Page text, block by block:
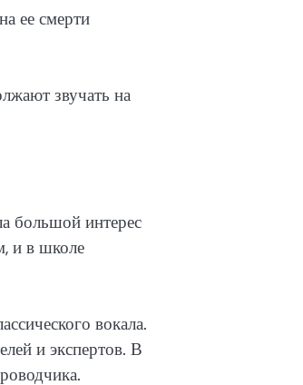
ее смерти
звучать на
большой интерес
и в школе
вокала.
и экспертов. В